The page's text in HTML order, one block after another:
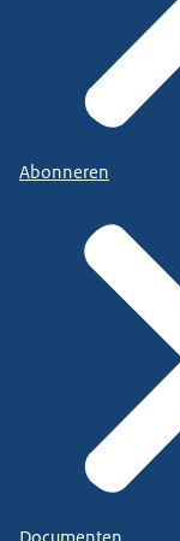
Abonneren